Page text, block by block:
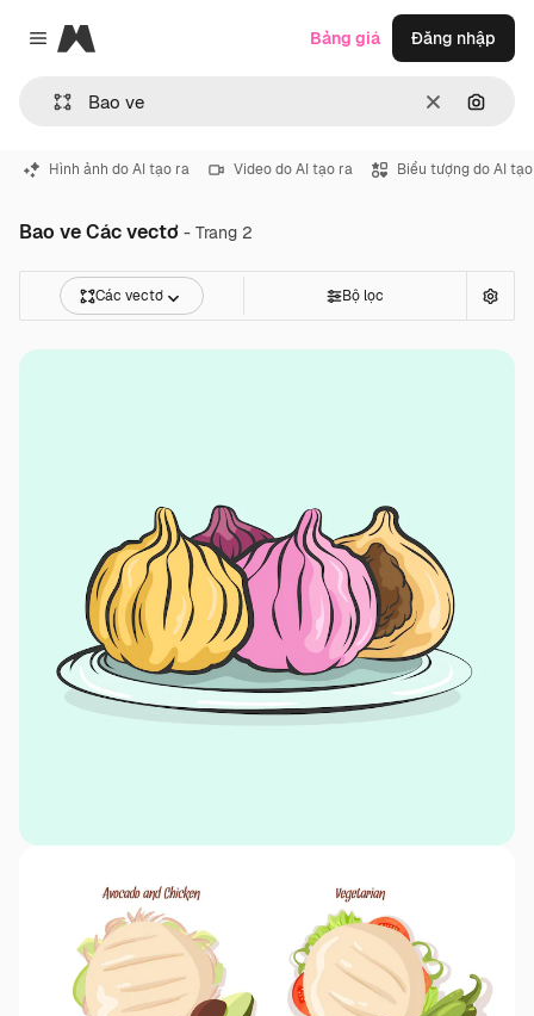
Close menu
Magnific
ThôngTìm
Bảng giá Đăng nhập
Hình ảnh do AI tạo ra Video do AI tạo ra Biểu tượng do AI
Bao ve Các vectơ - Trang 2
Các vectơ Bộ lọc